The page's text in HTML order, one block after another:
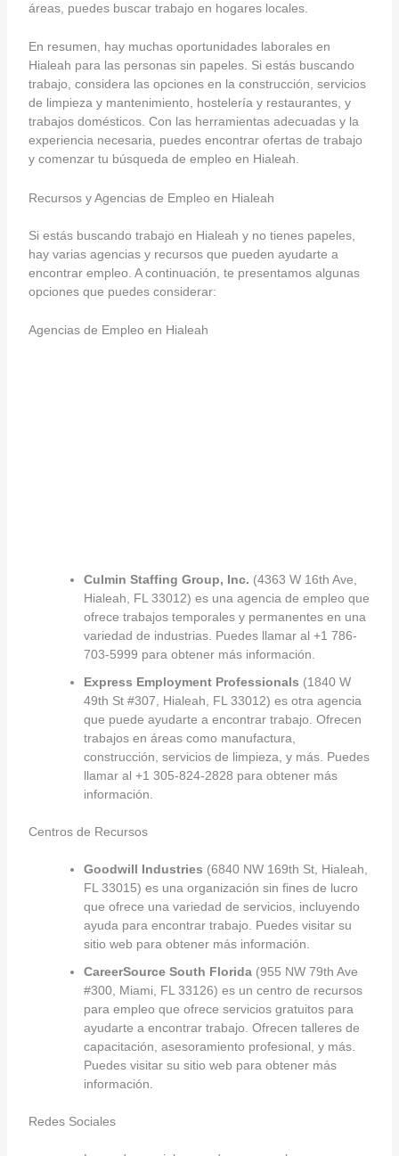
áreas, puedes buscar trabajo en hogares locales.
En resumen, hay muchas oportunidades laborales en
Hialeah para las personas sin papeles. Si estás buscando
trabajo, considera las opciones en la construcción, servicios
de limpieza y mantenimiento, hostelería y restaurantes, y
trabajos domésticos. Con las herramientas adecuadas y la
experiencia necesaria, puedes encontrar ofertas de trabajo
y comenzar tu búsqueda de empleo en Hialeah.
Recursos y Agencias de Empleo en Hialeah
Si estás buscando trabajo en Hialeah y no tienes papeles,
hay varias agencias y recursos que pueden ayudarte a
encontrar empleo. A continuación, te presentamos algunas
opciones que puedes considerar:
Agencias de Empleo en Hialeah
Culmin Staffing Group, Inc. (4363 W 16th Ave,
Hialeah, FL 33012) es una agencia de empleo que
ofrece trabajos temporales y permanentes en una
variedad de industrias. Puedes llamar al +1 786-
703-5999 para obtener más información.
Express Employment Professionals (1840 W
49th St #307, Hialeah, FL 33012) es otra agencia
que puede ayudarte a encontrar trabajo. Ofrecen
trabajos en áreas como manufactura,
construcción, servicios de limpieza, y más. Puedes
llamar al +1 305-824-2828 para obtener más
información.
Centros de Recursos
Goodwill Industries (6840 NW 169th St, Hialeah,
FL 33015) es una organización sin fines de lucro
que ofrece una variedad de servicios, incluyendo
ayuda para encontrar trabajo. Puedes visitar su
sitio web para obtener más información.
CareerSource South Florida(955 NW 79th Ave
#300, Miami, FL 33126) es un centro de recursos
para empleo que ofrece servicios gratuitos para
ayudarte a encontrar trabajo. Ofrecen talleres de
capacitación, asesoramiento profesional, y más.
Puedes visitar su sitio web para obtener más
información.
Redes Sociales